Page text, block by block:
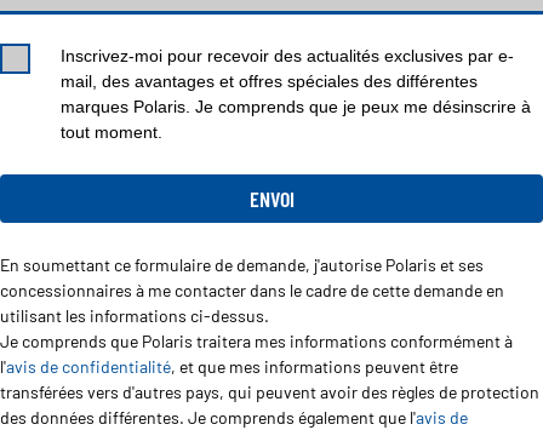
Inscrivez-moi pour recevoir des actualités exclusives par e-
mail, des avantages et offres spéciales des différentes
marques Polaris. Je comprends que je peux me désinscrire à
tout moment.
En soumettant ce formulaire de demande, j'autorise Polaris et ses
concessionnaires à me contacter dans le cadre de cette demande en
utilisant les informations ci-dessus.
Je comprends que Polaris traitera mes informations conformément à
l'avis de confidentialité, et que mes informations peuvent être
transférées vers d'autres pays, qui peuvent avoir des règles de protection
des données différentes. Je comprends également que l'avis de